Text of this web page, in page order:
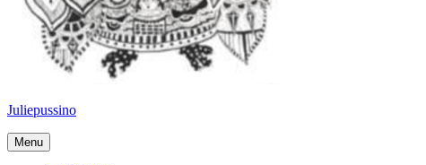
Juliepussino
Menu